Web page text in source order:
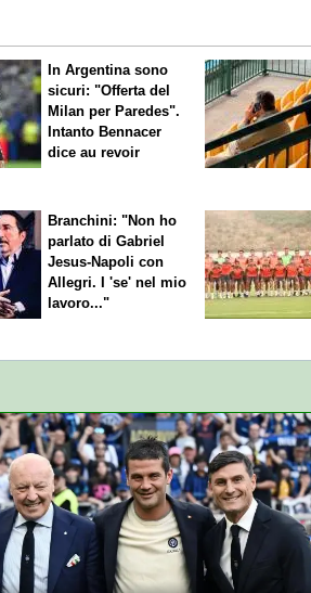
In Argentina sono
sicuri: "Offerta del
Milan per Paredes".
Intanto Bennacer
diceau revoir
Branchini: "Non ho
parlato di Gabriel
Jesus-Napoli con
Allegri. I 'se' nel mio
lavoro..."